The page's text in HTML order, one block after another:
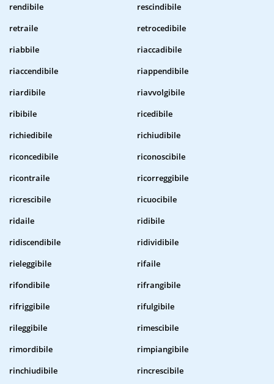
rendibile
rescindibile
retraile
retrocedibile
riabbile
riaccadibile
riaccendibile
riappendibile
riardibile
riavvolgibile
ribibile
ricedibile
richiedibile
richiudibile
riconcedibile
riconoscibile
ricontraile
ricorreggibile
ricrescibile
ricuocibile
ridaile
ridibile
ridiscendibile
ridividibile
rieleggibile
rifaile
rifondibile
rifrangibile
rifriggibile
rifulgibile
rileggibile
rimescibile
rimordibile
rimpiangibile
rinchiudibile
rincrescibile